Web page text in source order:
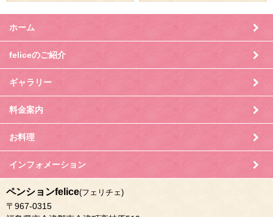
ホーム
feliceのご紹介
ギャラリー
料金案内
お料理
インフォメーション
ペンションfelice(フェリチェ)
〒967-0315